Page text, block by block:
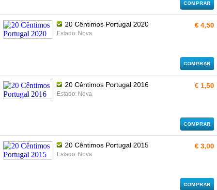
COMPRAR
20 Cêntimos Portugal 2020
Estado: Nova
€ 4,50
COMPRAR
20 Cêntimos Portugal 2016
Estado: Nova
€ 1,50
COMPRAR
20 Cêntimos Portugal 2015
Estado: Nova
€ 3,00
COMPRAR